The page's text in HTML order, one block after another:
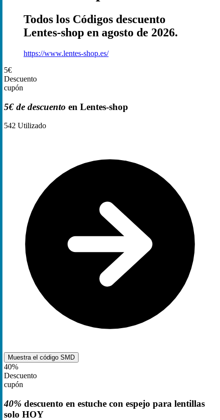
Todos los Códigos descuento
Lentes-shop en agosto de 2026.
https://www.lentes-shop.es/
5€
Descuento
cupón
5€ de descuento en Lentes-shop
542 Utilizado
Muestra el código SMD
40%
Descuento
cupón
40% descuento en estuche con espejo para lentillas
solo HOY